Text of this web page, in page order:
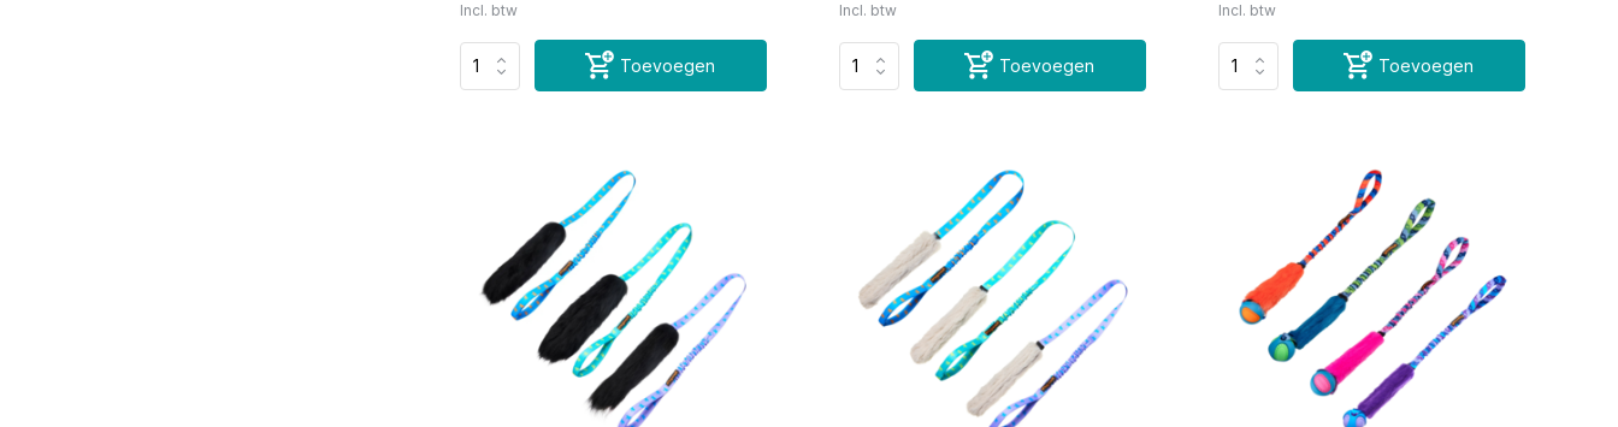
Incl. btw
Toevoegen
Incl. btw
Toevoegen
Incl. btw
Toevoegen